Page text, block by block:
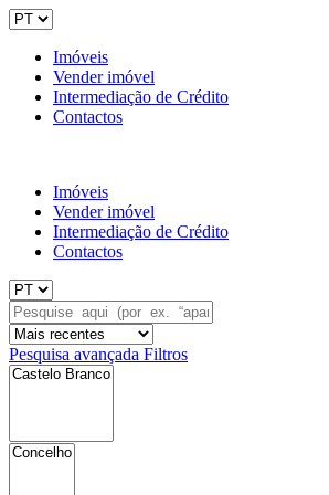
Imóveis
Vender imóvel
Intermediação de Crédito
Contactos
Imóveis
Vender imóvel
Intermediação de Crédito
Contactos
Pesquisa avançada Filtros